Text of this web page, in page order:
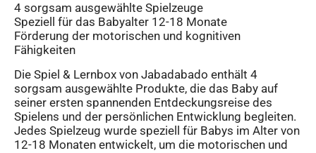
4 sorgsam ausgewählte Spielzeuge
Speziell für das Babyalter 12-18 Monate
Förderung der motorischen und kognitiven
Fähigkeiten
Die Spiel & Lernbox von Jabadabado enthält 4
sorgsam ausgewählte Produkte, die das Baby auf
seiner ersten spannenden Entdeckungsreise des
Spielens und der persönlichen Entwicklung begleiten.
Jedes Spielzeug wurde speziell für Babys im Alter von
12-18 Monaten entwickelt, um die motorischen und